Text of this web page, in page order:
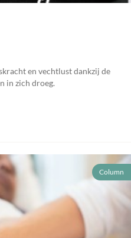
en vechtlust dankzij de
in zich droeg.
Column